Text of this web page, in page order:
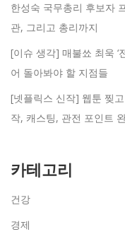
한성숙 국무총리 후보자
관, 그리고 총리까지
[이슈 생각] 매불쑈 최욱 ‘
어 돌아봐야 할 지점들
[넷플릭스 신작] 웹툰 찢고
작, 캐스팅, 관전 포인트
카테고리
건강
경제